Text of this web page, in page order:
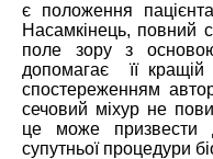
є положення пацієнта
Насамкінець, повний
поле зору з
допомагає її кращій
спостереженням
сечовий міхур не
це може призвести
супутньої процедури